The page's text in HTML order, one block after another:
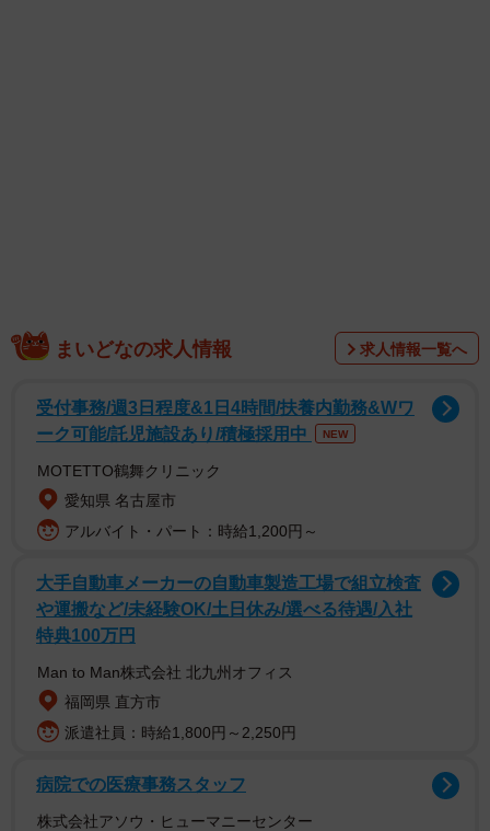
そうつぶやき、ゆるふわ怪電波☆埼玉さんがX（旧Twitter）
に投稿したのは、式典に飽きたのか、ハンドラーさんの横
でくつろぎ始める警察犬たちの可愛い姿。なかでも注目を
り、最後には完全に寝てしまったワンちゃん…。いつも
凛々しい警察犬たちの可愛い姿に、多くのコメントが寄せ
「式が長かったんかな？」「メンタル強くてい
い」
「わんちゃん申し訳ない（苦笑）」
「だって仕事するわけでもないしおやつもらえることもな
いんだから、人間に付き合って退屈だわなぁ」
まいどなの求人情報 求人情報一覧へ
受付事務/週3日程度&1日4時間/扶養内勤務&Wワ
ーク可能/託児施設あり/積極採用中
NEW
MOTETTO鶴舞クリニック
愛知県 名古屋市
アルバイト・パート：時給1,200円～
大手自動車メーカーの自動車製造工場で組立検査
や運搬など/未経験OK/土日休み/選べる待遇/入社
特典100万円
Man to Man株式会社 北九州オフィス
福岡県 直方市
派遣社員：時給1,800円～2,250円
病院での医療事務スタッフ
株式会社アソウ・ヒューマニーセンター